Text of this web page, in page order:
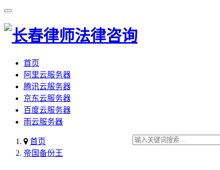
首页
阿里云服务器
腾讯云服务器
京东云服务器
百度云服务器
雨云服务器
首页
帝国备份王